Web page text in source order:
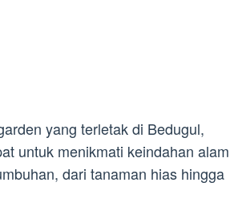
yang terletak di Bedugul,
untuk menikmati keindahan alam
dari tanaman hias hingga